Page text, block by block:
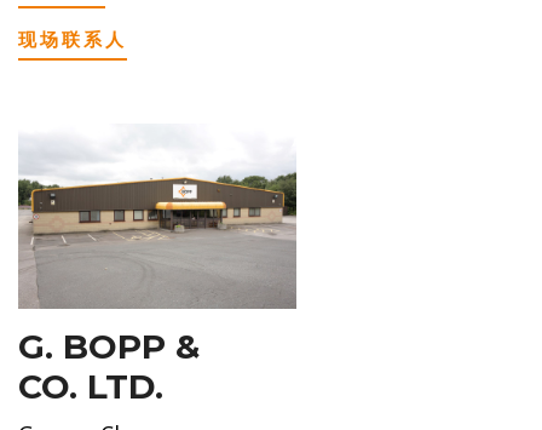
现场联系人
G. BOPP &
CO. LTD.